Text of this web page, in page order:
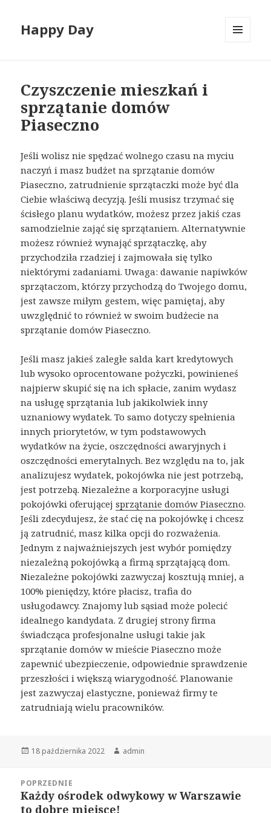
Happy Day
Czyszczenie mieszkań i
sprzątanie domów
Piaseczno
Jeśli wolisz nie spędzać wolnego czasu na myciu
naczyń i masz budżet na sprzątanie domów
Piaseczno, zatrudnienie sprzątaczki może być dla
Ciebie właściwą decyzją. Jeśli musisz trzymać się
ścisłego planu wydatków, możesz przez jakiś czas
samodzielnie zająć się sprzątaniem. Alternatywnie
możesz również wynająć sprzątaczkę, aby
przychodziła rzadziej i zajmowała się tylko
niektórymi zadaniami. Uwaga: dawanie napiwków
sprzątaczom, którzy przychodzą do Twojego domu,
jest zawsze miłym gestem, więc pamiętaj, aby
uwzględnić to również w swoim budżecie na
sprzątanie domów Piaseczno.
Jeśli masz jakieś zaległe salda kart kredytowych
lub wysoko oprocentowane pożyczki, powinieneś
najpierw skupić się na ich spłacie, zanim wydasz
na usługę sprzątania lub jakikolwiek inny
uznaniowy wydatek. To samo dotyczy spełnienia
innych priorytetów, w tym podstawowych
wydatków na życie, oszczędności awaryjnych i
oszczędności emerytalnych. Bez względu na to, jak
analizujesz wydatek, pokojówka nie jest potrzebą,
jest potrzebą. Niezależne a korporacyjne usługi
pokojówki oferującejsprzątanie domów Piaseczno.
Jeśli zdecydujesz, że stać cię na pokojówkę i chcesz
ją zatrudnić, masz kilka opcji do rozważenia.
Jednym z najważniejszych jest wybór pomiędzy
niezależną pokojówką a firmą sprzątającą dom.
Niezależne pokojówki zazwyczaj kosztują mniej, a
100% pieniędzy, które płacisz, trafia do
usługodawcy. Znajomy lub sąsiad może polecić
idealnego kandydata. Z drugiej strony firma
świadcząca profesjonalne usługi takie jak
sprzątanie domów w mieście Piaseczno może
zapewnić ubezpieczenie, odpowiednie sprawdzenie
przeszłości i większą wiarygodność. Planowanie
jest zazwyczaj elastyczne, ponieważ firmy te
zatrudniają wielu pracowników.
Opublikowano
18 października 2022 Autor
admin
wpisuPOPRZEDNIE
Poprzedni
wpis:
Każdy ośrodek odwykowy w Warszawie
to dobre miejsce!